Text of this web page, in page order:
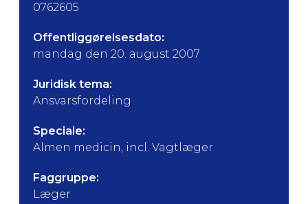
0762605
Offentliggørelsesdato:
mandag den 20. august 2007
Juridisk tema:
Ansvarsfordeling
Speciale:
Almen medicin, incl. Vagtlæger
Faggruppe:
Læger